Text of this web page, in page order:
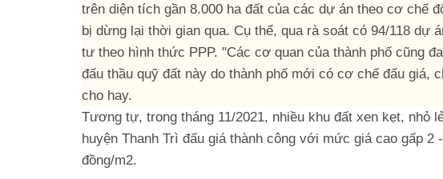
trên diện tích gần 8.000 ha đất của các dự án theo cơ chế
bị dừng lại thời gian qua. Cụ thể, qua rà soát có 94/118 dự
tư theo hình thức PPP. "Các cơ quan của thành phố cũng
đấu thầu quỹ đất này do thành phố mới có cơ chế đấu giá,
cho hay.
Tương tự, trong tháng 11/2021, nhiều khu đất xen kẹt,
huyện Thanh Trì đấu giá thành công với mức giá cao gấp
đồng/m2.